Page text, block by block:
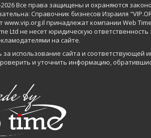
2026Все права защищены и охраняются
Справочник бизнесов Израиля
www.vip.org.il принадлежат компании Web
Ltd не несет юридическую
на сайте.
за использование сайта и
и уточнить информацию,